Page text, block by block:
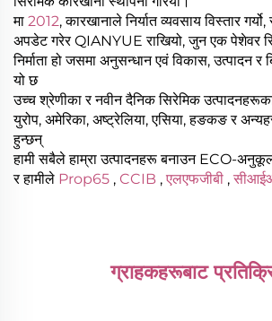
मा 2012, कारखानाले निर्यात व्यवसाय विस्तार
अपडेट गरेर QIANYUE राखियो, जुन एक पेशेवर
निर्माता हो जसमा अनुसन्धान एवं विकास, उत्पादन
यो छ
उच्च श्रेणीका र नवीन दैनिक सिरेमिक
युरोप, अमेरिका, अष्ट्रेलिया, एसिया, हङकङ र
हुन्छन्
हामी सबैले हाम्रा उत्पादनहरू बनाउन ECO-अनुकूल
र हामीले Prop65 , CCIB , एलएफजीबी ,
ग्राहकहरूबाट